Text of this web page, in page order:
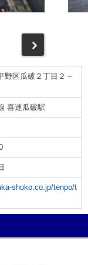
野区瓜破２丁目２－
喜連瓜破駅
shoko.co.jp/tenpo/t